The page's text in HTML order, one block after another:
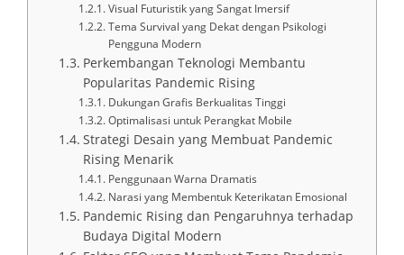
Visual Futuristik yang Sangat Imersif
Tema Survival yang Dekat dengan Psikologi
Pengguna Modern
Perkembangan Teknologi Membantu
Popularitas Pandemic Rising
Dukungan Grafis Berkualitas Tinggi
Optimalisasi untuk Perangkat Mobile
Strategi Desain yang Membuat Pandemic
Rising Menarik
Penggunaan Warna Dramatis
Narasi yang Membentuk Keterikatan Emosional
Pandemic Rising dan Pengaruhnya terhadap
Budaya Digital Modern